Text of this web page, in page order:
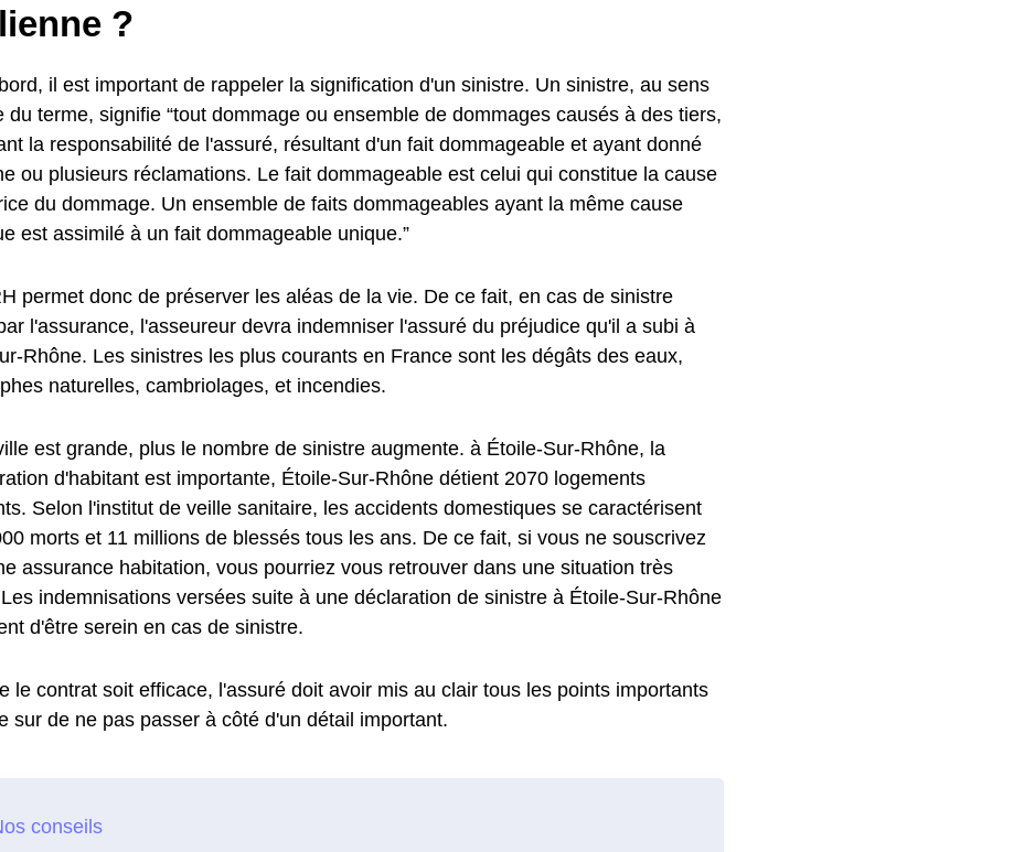
?
il est important de rappeler la signification d'un sinistre. Un sinistre, au sens
du terme, signifie “tout dommage ou ensemble de dommages causés à des tiers,
la responsabilité de l'assuré, résultant d'un fait dommageable et ayant donné
ou plusieurs réclamations. Le fait dommageable est celui qui constitue la cause
du dommage. Un ensemble de faits dommageables ayant la même cause
est assimilé à un fait dommageable unique.”
permet donc de préserver les aléas de la vie. De ce fait, en cas de sinistre
l'assurance, l'asseureur devra indemniser l'assuré du préjudice qu'il a subi à
Rhône. Les sinistres les plus courants en France sont les dégâts des eaux,
naturelles, cambriolages, et incendies.
est grande, plus le nombre de sinistre augmente. à Étoile-Sur-Rhône, la
d'habitant est importante, Étoile-Sur-Rhône détient 2070 logements
Selon l'institut de veille sanitaire, les accidents domestiques se caractérisent
morts et 11 millions de blessés tous les ans. De ce fait, si vous ne souscrivez
assurance habitation, vous pourriez vous retrouver dans une situation très
indemnisations versées suite à une déclaration de sinistre à Étoile-Sur-Rhône
d'être serein en cas de sinistre.
le contrat soit efficace, l'assuré doit avoir mis au clair tous les points importants
sur de ne pas passer à côté d'un détail important.